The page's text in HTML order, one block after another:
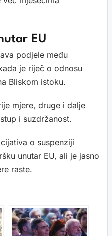
EU
podjele među
je riječ o odnosu
Bliskom istoku.
mjere, druge i dalje
i suzdržanost.
o suspenziji
unutar EU, ali je jasno
raste.